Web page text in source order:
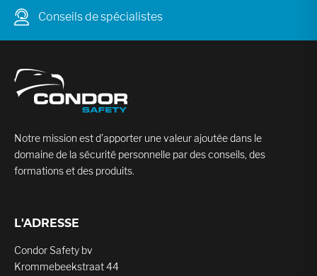
Conseils de spécialistes
Notre mission est d’apporter une valeur ajoutée dans le
domaine de la sécurité personnelle par des conseils, des
formations et des produits.
L'ADRESSE
Condor Safety bv
Krommebeekstraat 44